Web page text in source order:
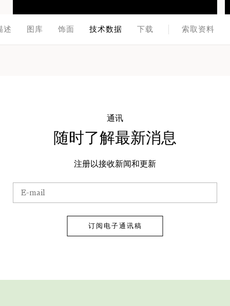
述 图库 饰面 技术数据 下载 索取资料
通讯
随时了解最新消息
注册以接收新闻和更新